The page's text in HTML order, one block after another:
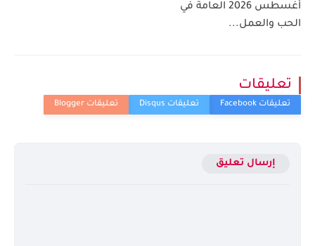
أغسطس 2026 العامة في
الحب والعمل...
تعليقات
إرسال تعليق